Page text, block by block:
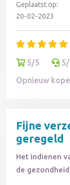
Geplaatst op:
20-02-2023
5/5
Opnieuw
Fijne
geregeld
Het indienen
de